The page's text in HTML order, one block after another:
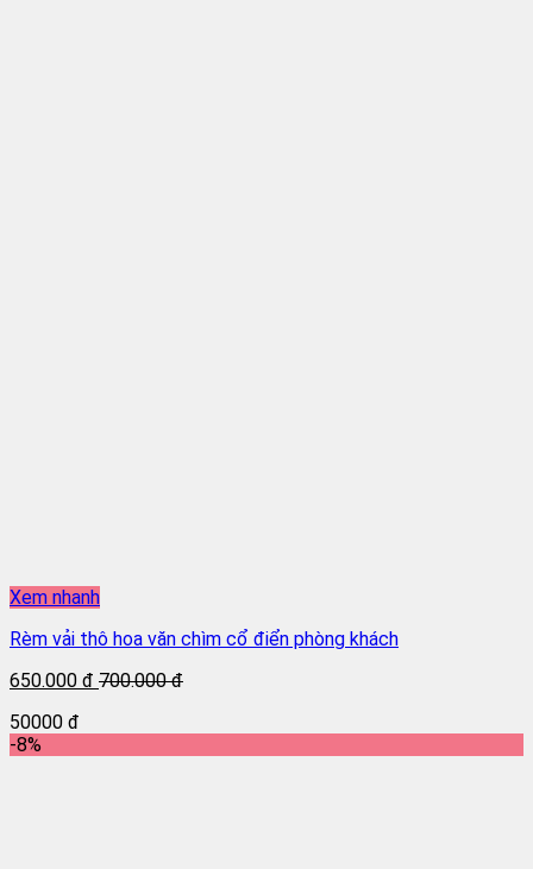
Xem nhanh
Rèm vải thô hoa văn chìm cổ điển phòng khách
650.000 đ 700.000 đ
50000 đ
-8%